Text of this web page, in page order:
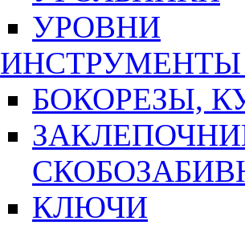
УРОВНИ
БОКОРЕЗЫ,
КЛЮЧИ